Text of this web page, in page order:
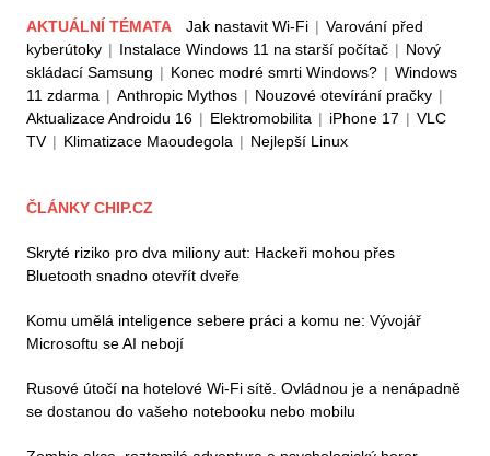
AKTUÁLNÍ TÉMATA Jak nastavit Wi-Fi | Varování před
kyberútoky | Instalace Windows 11 na starší počítač | Nový
skládací Samsung | Konec modré smrti Windows? | Windows
11 zdarma | Anthropic Mythos | Nouzové otevírání pračky |
Aktualizace Androidu 16 | Elektromobilita | iPhone 17 | VLC
TV | Klimatizace Maoudegola | Nejlepší Linux
ČLÁNKY CHIP.CZ
Skryté riziko pro dva miliony aut: Hackeři mohou přes
Bluetooth snadno otevřít dveře
Komu umělá inteligence sebere práci a komu ne: Vývojář
Microsoftu se AI nebojí
Rusové útočí na hotelové Wi-Fi sítě. Ovládnou je a nenápadně
se dostanou do vašeho notebooku nebo mobilu